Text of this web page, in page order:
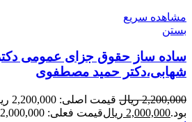
مشاهده سریع
بستن
ساده ساز حقوق جزای عمومی
شهابی،دکتر حمید مصطفوی
2,200,000 ریال
قیمت
بود.2,000,000 ریالقیمت فعلی: 2,000,000 ریال.